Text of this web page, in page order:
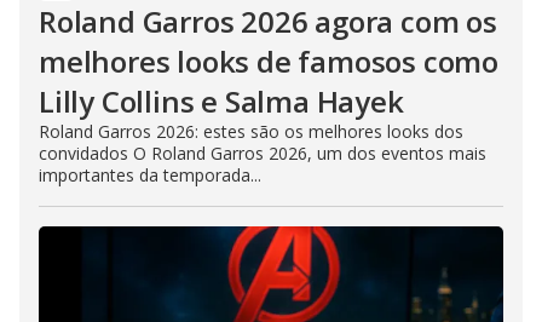
Roland Garros 2026 agora com os
melhores looks de famosos como
Lilly Collins e Salma Hayek
Roland Garros 2026: estes são os melhores looks dos
convidados O Roland Garros 2026, um dos eventos mais
importantes da temporada...